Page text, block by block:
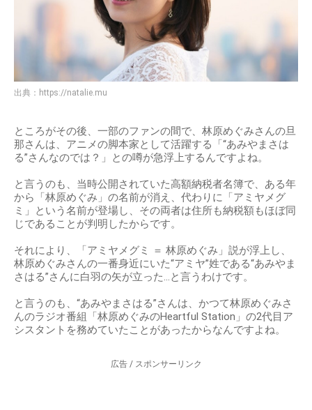
出典： https://natalie.mu
ところがその後、一部のファンの間で、林原めぐみさんの旦
那さんは、アニメの脚本家として活躍する「“あみやまさは
る”さんなのでは？」との噂が急浮上するんですよね。
と言うのも、当時公開されていた高額納税者名簿で、ある年
から「林原めぐみ」の名前が消え、代わりに「アミヤメグ
ミ」という名前が登場し、その両者は住所も納税額もほぼ同
じであることが判明したからです。
それにより、「アミヤメグミ ＝ 林原めぐみ」説が浮上し、
林原めぐみさんの一番身近にいた“アミヤ”姓である“あみやま
さはる”さんに白羽の矢が立った…と言うわけです。
と言うのも、“あみやまさはる”さんは、かつて林原めぐみさ
んのラジオ番組「林原めぐみのHeartful Station」の2代目ア
シスタントを務めていたことがあったからなんですよね。
広告 / スポンサーリンク